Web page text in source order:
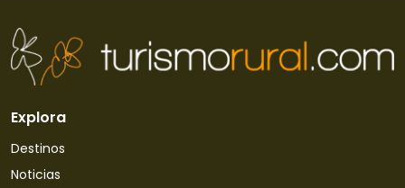
Explora
Destinos
Noticias